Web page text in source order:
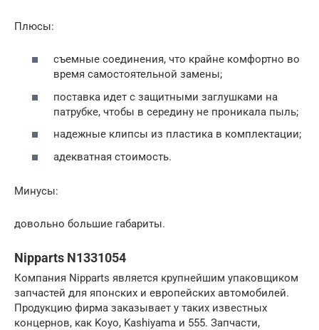
Плюсы:
съемные соединения, что крайне комфортно во
время самостоятельной замены;
поставка идет с защитными заглушками на
патрубке, чтобы в середину не проникала пыль;
надежные клипсы из пластика в комплектации;
адекватная стоимость.
Минусы:
довольно большие габариты.
Nipparts N1331054
Компания Nipparts является крупнейшим упаковщиком
запчастей для японских и европейских автомобилей.
Продукцию фирма заказывает у таких известных
концернов, как Koyo, Kashiyama и 555. Запчасти,